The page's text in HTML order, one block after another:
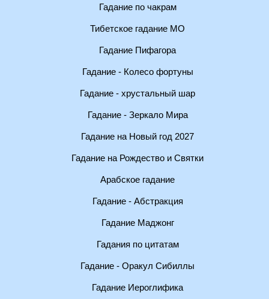
Гадание по чакрам
Тибетское гадание МО
Гадание Пифагора
Гадание - Колесо фортуны
Гадание - хрустальный шар
Гадание - Зеркало Мира
Гадание на Новый год 2027
Гадание на Рождество и Святки
Арабское гадание
Гадание - Абстракция
Гадание Маджонг
Гадания по цитатам
Гадание - Оракул Сибиллы
Гадание Иероглифика